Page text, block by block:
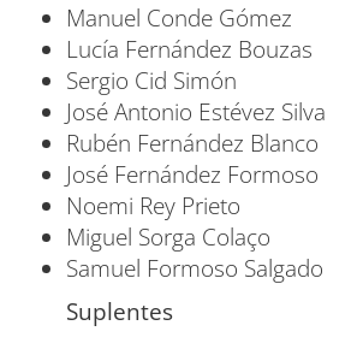
Manuel Conde Gómez
Lucía Fernández Bouzas
Sergio Cid Simón
José Antonio Estévez Silva
Rubén Fernández Blanco
José Fernández Formoso
Noemi Rey Prieto
Miguel Sorga Colaço
Samuel Formoso Salgado
Suplentes